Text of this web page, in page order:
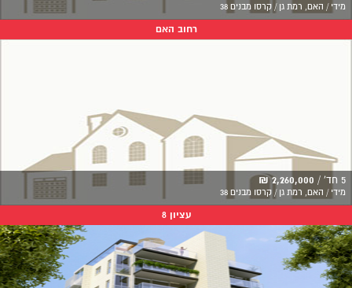
מידי / האם, רמת גן / קרסו מבנים 38
רחוב האם
5 חד' / 2,260,000 ₪
מידי / האם, רמת גן / קרסו מבנים 38
עציון 8